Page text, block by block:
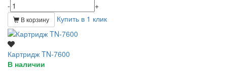
-
+
В корзину Купить в 1 клик
Картридж TN-7600
В наличии